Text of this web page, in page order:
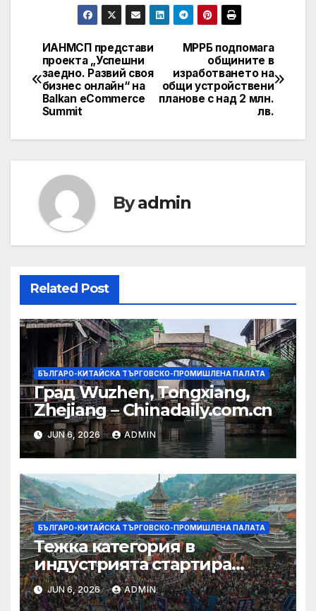
Post
navigation
МРРБ подпомага
общините в
изработването на
общи устройствени
планове с над 2 млн.
лв.
ИАНМСП представи
проекта „Успешни
заедно. Развий своя
бизнес онлайн“ на
Balkan eCommerce
Summit
Byadmin
Related Post
БЪЛГАРО-КИТАЙСКА ТЪРГОВСКО-ПРОМИШЛЕНА ПАЛАТА
Град Wuzhen, Tongxiang,
Zhejiang – Chinadaily.com.cn
JUN 6, 2026 ADMIN
БЪЛГАРО-КИТАЙСКА ТЪРГОВСКО-ПРОМИШЛЕНА ПАЛАТА
Тежка категория в
индустрията стартира
алианс за космическа
слънчева енергия
JUN 6, 2026 ADMIN